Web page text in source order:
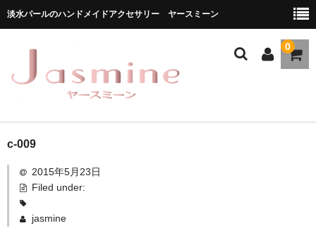
淡水パールのハンドメイドアクセサリー ヤースミーン
0
ホーム
商品一覧
★お勧め商品
c-009
2015年5月23日
Filed under:
jasmine